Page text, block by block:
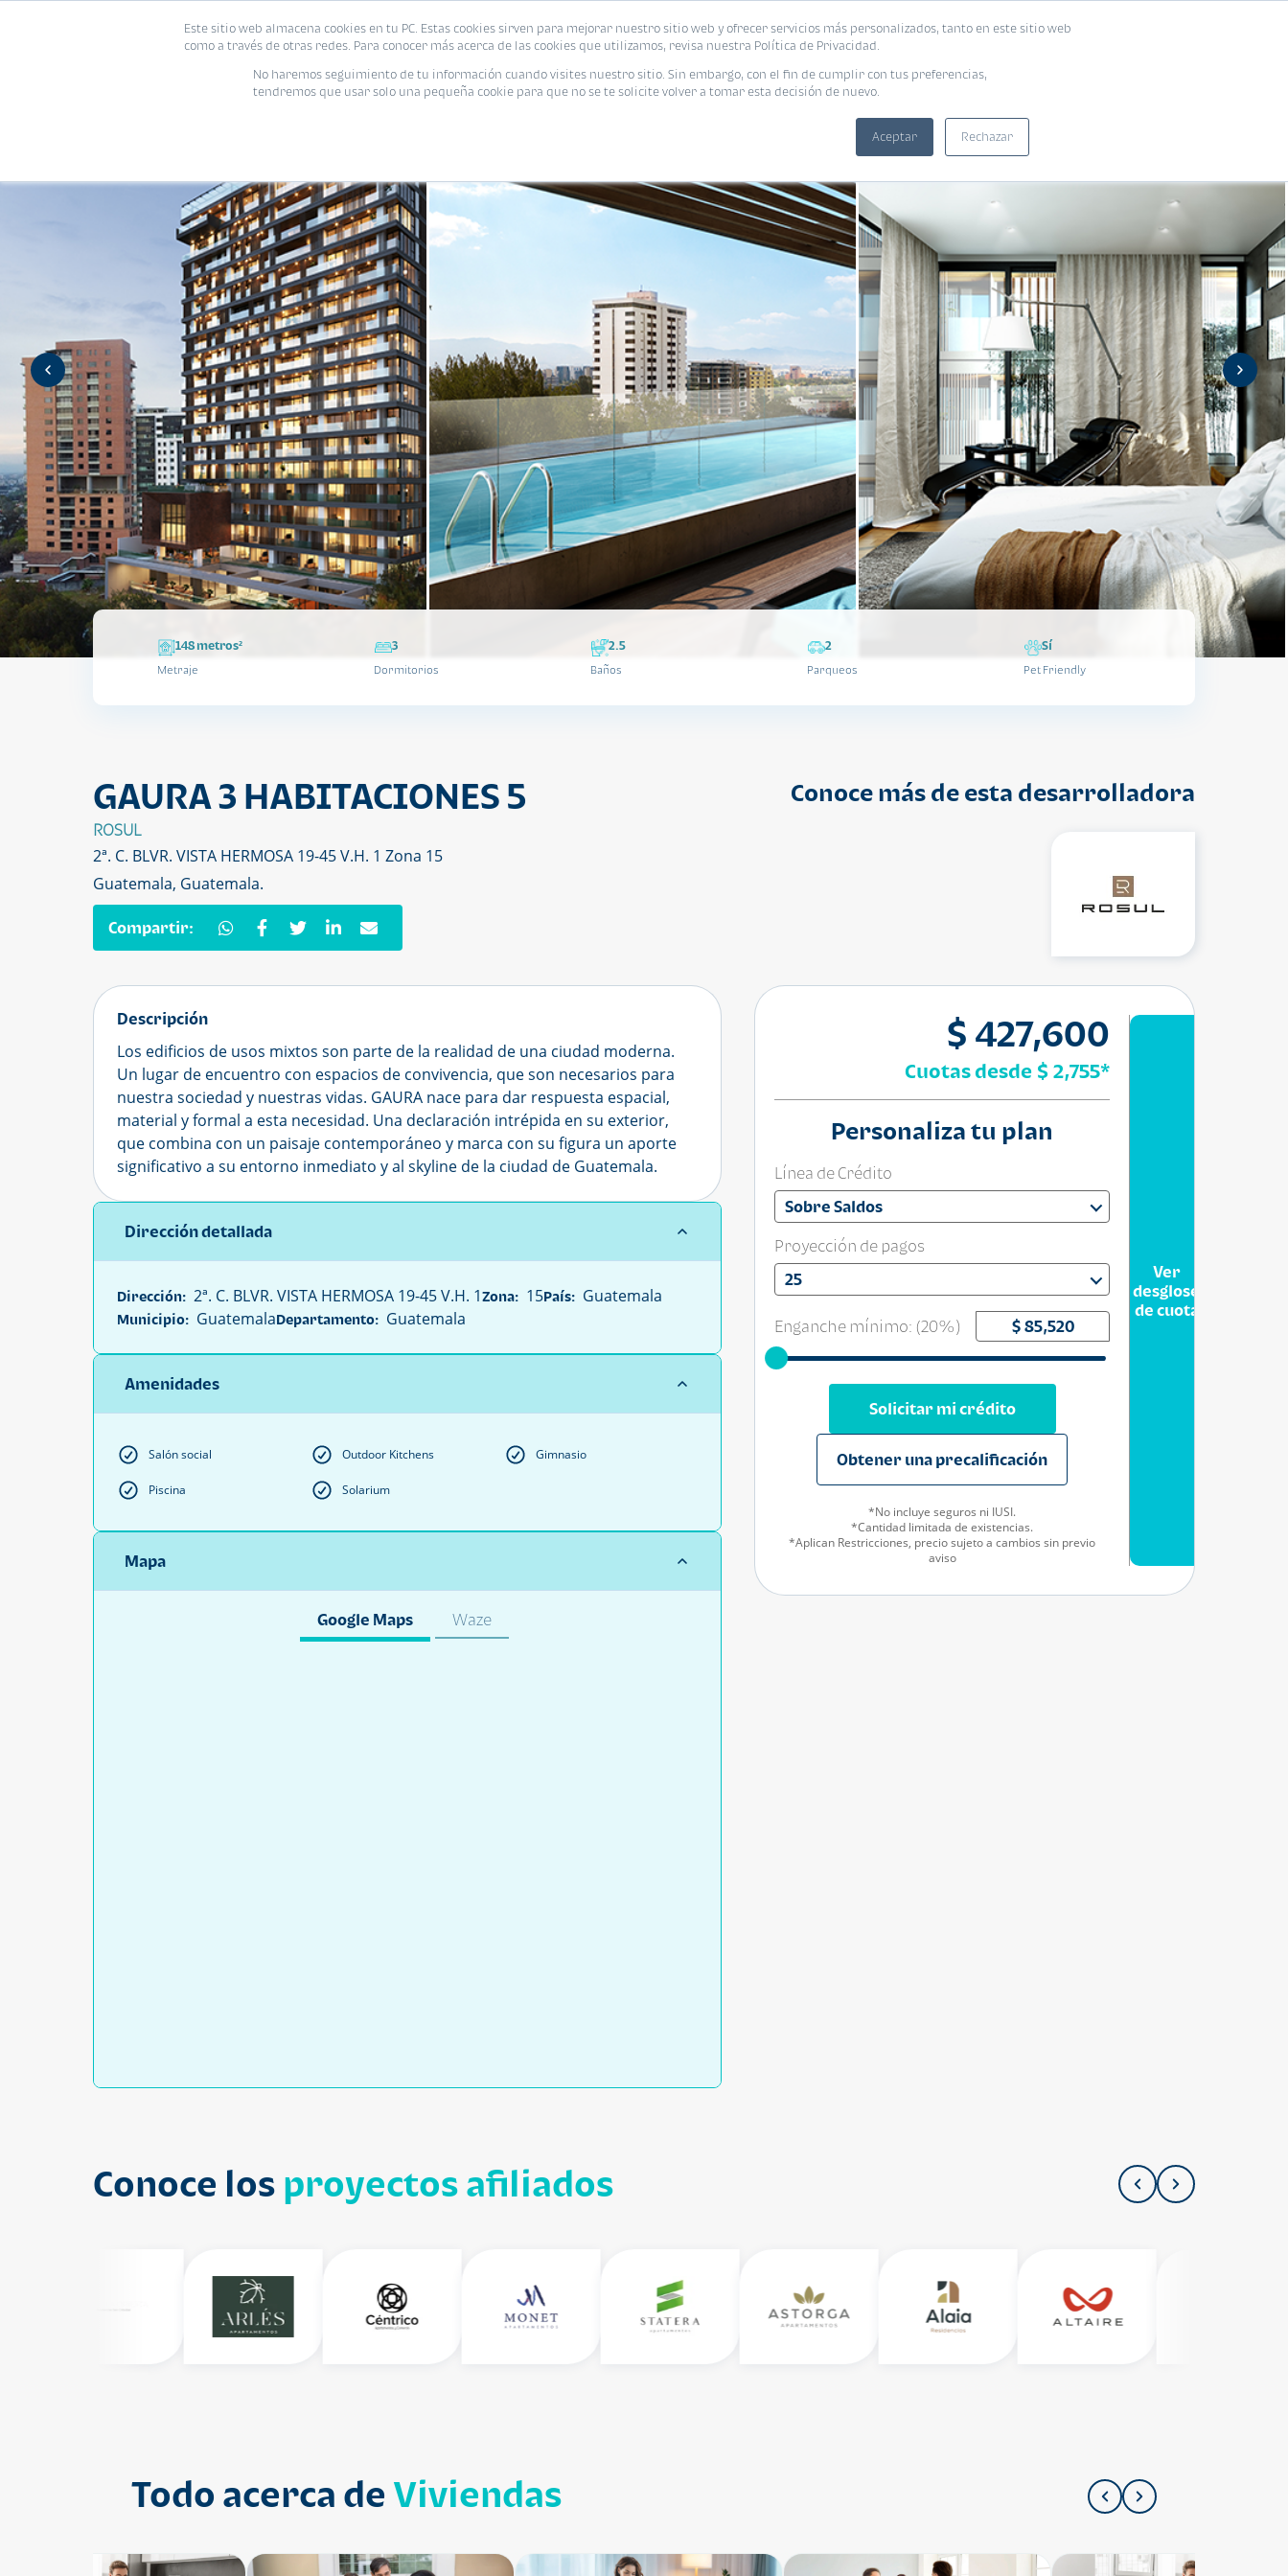
Este sitio web almacena cookies en tu PC. Estas cookies sirven para mejorar nuestro sitio web y ofrecer servicios más personalizados, tanto en este sitio web
como a través de otras redes. Para conocer más acerca de las cookies que utilizamos, revisa nuestra Política de Privacidad.
No haremos seguimiento de tu información cuando visites nuestro sitio. Sin embargo, con el fin de cumplir con tus preferencias,
tendremos que usar solo una pequeña cookie para que no se te solicite volver a tomar esta decisión de nuevo.
Aceptar Rechazar
148 metros²
Metraje
3
Dormitorios
2.5
Baños
2
Parqueos
Sí
Pet Friendly
GAURA 3 HABITACIONES 5
ROSUL
2ª. C. BLVR. VISTA HERMOSA 19-45 V.H. 1 Zona 15
Guatemala, Guatemala.
Compartir:
Conoce más de esta desarrolladora
Descripción
Los edificios de usos mixtos son parte de la realidad de una ciudad moderna.
Un lugar de encuentro con espacios de convivencia, que son necesarios para
nuestra sociedad y nuestras vidas. GAURA nace para dar respuesta espacial,
material y formal a esta necesidad. Una declaración intrépida en su exterior,
que combina con un paisaje contemporáneo y marca con su figura un aporte
significativo a su entorno inmediato y al skyline de la ciudad de Guatemala.
Dirección detallada
Dirección: 2ª. C. BLVR. VISTA HERMOSA 19-45 V.H. 1Zona: 15País: Guatemala
Municipio: GuatemalaDepartamento: Guatemala
Amenidades
Salón social Outdoor Kitchens Gimnasio
Piscina Solarium
Mapa
Google Maps Waze
$ 427,600
Cuotas desde $ 2,755*
Personaliza tu plan
Línea de Crédito
Sobre Saldos
Proyección de pagos
25
Enganche mínimo: (20%)
Solicitar mi crédito
Obtener una precalificación
*No incluye seguros ni IUSI.
*Cantidad limitada de existencias.
*Aplican Restricciones, precio sujeto a cambios sin previo
aviso
Ver
desglose
de cuota
Conoce los proyectos afiliados
Todo acerca de Viviendas
Viviendas Eventos Promociones Blog Encuentra tu vivienda ideal